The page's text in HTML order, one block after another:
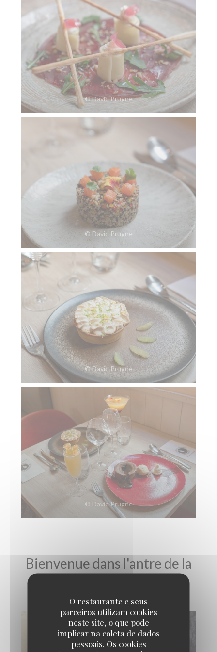
O restaurante e seus
parceiros utilizam cookies
neste site, o que pode
implicar na coleta de dados
pessoais. Os cookies
© David Prugne
© David Prugne
© David Prugne
© David Prugne
Bienvenue dans l'antre de la